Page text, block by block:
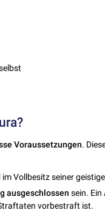
Voraussetzungen.
Vollbesitz seiner
ausgeschlossen sein. Ein
vorbestraft ist.